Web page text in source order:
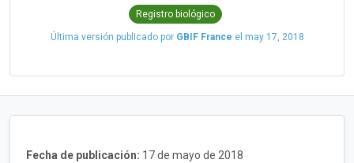
Registro biológico
Última versión publicado por GBIF France el may 17, 2018
Fecha de publicación: 17 de mayo de 2018